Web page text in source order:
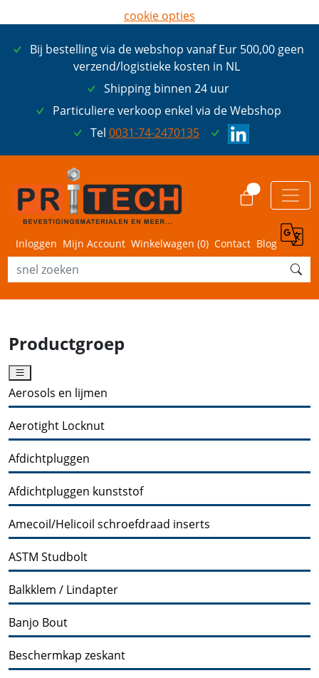
Bij bestelling via de webshop vanaf Eur 500,00 geen
verzend/logistieke kosten in NL
Shipping binnen 24 uur
Particuliere verkoop enkel via de Webshop
Tel 0031-74-2470135
Inloggen Mijn Account Winkelwagen (0) Contact Blog
Productgroep
Aerosols en lijmen
Aerotight Locknut
Afdichtpluggen
Afdichtpluggen kunststof
Amecoil/Helicoil schroefdraad inserts
ASTM Studbolt
Balkklem / Lindapter
Banjo Bout
Beschermkap zeskant
cookie opties
ik ga akkoord met cookies